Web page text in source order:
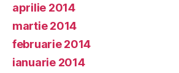
aprilie 2014
martie 2014
februarie 2014
ianuarie 2014